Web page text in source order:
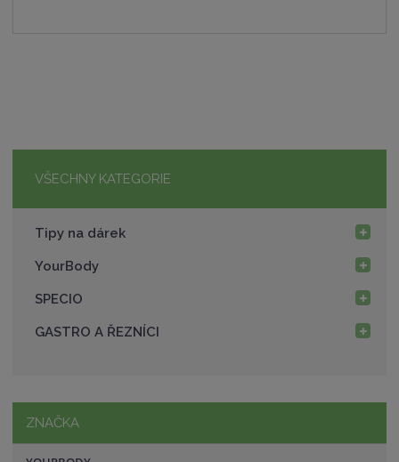
VŠECHNY KATEGORIE
Tipy na dárek
YourBody
SPECIO
GASTRO A ŘEZNÍCI
ZNAČKA